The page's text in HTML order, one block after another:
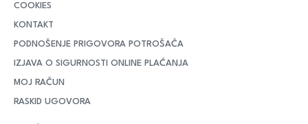
COOKIES
KONTAKT
PODNOŠENJE PRIGOVORA POTROŠAČA
IZJAVA O SIGURNOSTI ONLINE PLAĆANJA
MOJ RAČUN
RASKID UGOVORA